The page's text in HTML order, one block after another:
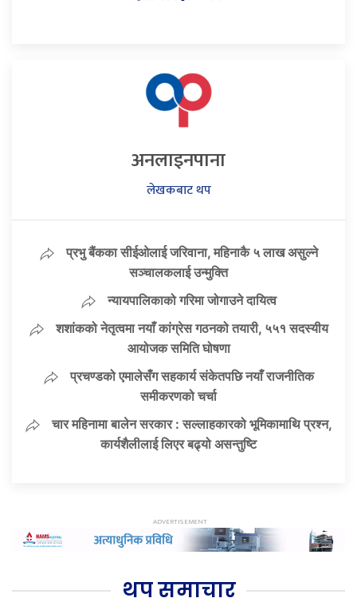
अनलाइनपाना
लेखकबाट थप
प्रभु बैंकका सीईओलाई जरिवाना, महिनाकै ५ लाख असुल्ने
सञ्चालकलाई उन्मुक्ति
न्यायपालिकाको गरिमा जोगाउने दायित्व
शशांकको नेतृत्वमा नयाँ कांग्रेस गठनको तयारी, ५५१ सदस्यीय
आयोजक समिति घोषणा
प्रचण्डको एमालेसँग सहकार्य संकेतपछि नयाँ राजनीतिक
समीकरणको चर्चा
चार महिनामा बालेन सरकार : सल्लाहकारको भूमिकामाथि प्रश्न,
कार्यशैलीलाई लिएर बढ्यो असन्तुष्टि
थप समाचार